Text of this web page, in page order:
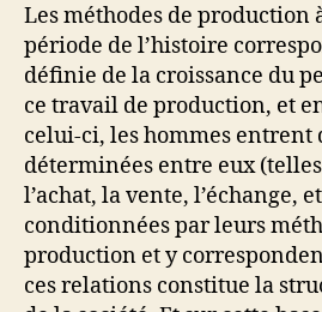
Les méthodes de production
période de l’histoire
définie de la croissance du
ce travail de production, et
celui-ci, les hommes entrent
déterminées entre eux
l’achat, la vente, l’échange,
conditionnées par leurs
production et y
ces relations constitue la